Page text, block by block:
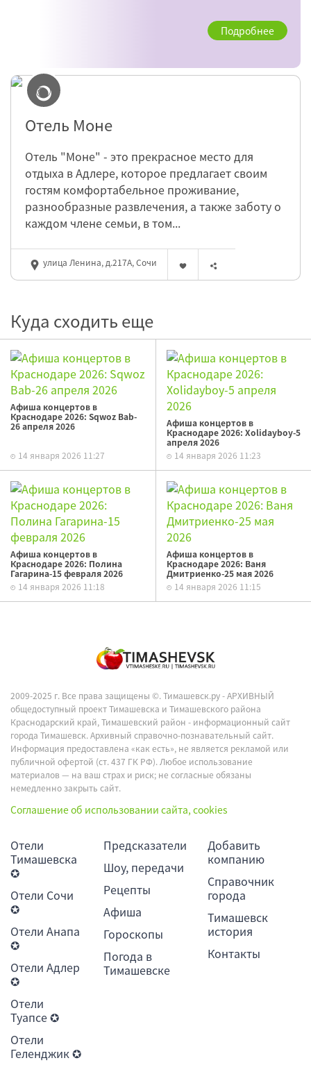
Подробнее
Отель Моне
Отель "Моне" - это прекрасное место для
отдыха в Адлере, которое предлагает своим
гостям комфортабельное проживание,
разнообразные развлечения, а также заботу о
каждом члене семьи, в том...
улица Ленина, д.217А, Сочи
Куда сходить еще
Афиша концертов в
Краснодаре 2026: Sqwoz Bab-
26 апреля 2026
14 января 2026 11:27
Афиша концертов в
Краснодаре 2026: Xolidayboy-5
апреля 2026
14 января 2026 11:23
Афиша концертов в
Краснодаре 2026: Полина
Гагарина-15 февраля 2026
14 января 2026 11:18
Афиша концертов в
Краснодаре 2026: Ваня
Дмитриенко-25 мая 2026
14 января 2026 11:15
2009-2025 г. Все права защищены ©.Тимашевск.ру - АРХИВНЫЙ
общедоступный проект Тимашевска и Тимашевского района
Краснодарский край, Тимашевский район - информационный сайт
города Тимашевск. Архивный справочно-познавательный сайт.
Информация предоставлена «как есть», не является рекламой или
публичной офертой (ст. 437 ГК РФ). Любое использование
материалов — на ваш страх и риск; не согласные обязаны
немедленно закрыть сайт.
Соглашение об использовании сайта, cookies
Отели
Тимашевска
✪
Отели Сочи
✪
Отели Анапа
✪
Отели Адлер
✪
Отели
Туапсе ✪
Отели
Геленджик ✪
Предсказатели
Шоу, передачи
Рецепты
Афиша
Гороскопы
Погода в
Тимашевске
Добавить
компанию
Справочник
города
Тимашевск
история
Контакты